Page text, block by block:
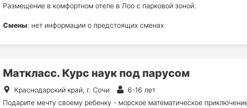
Размещение в комфортном отеле в Лоо с парковой зоной.
Смены: нет информации о предстоящих сменах
Маткласс. Курс наук под парусом
Краснодарский край, г. Сочи
6-16 лет
Подарите мечту своему ребенку - морское математическое